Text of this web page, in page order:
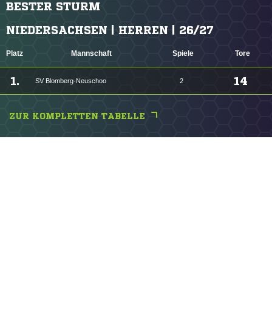
BESTER STURM
NIEDERSACHSEN | HERREN | 26/27
Platz Mannschaft Spiele Tore
1. SV Blomberg-Neuschoo 2 14
ZUR KOMPLETTEN TABELLE